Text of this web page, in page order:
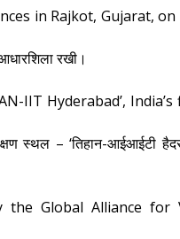
in Rajkot, Gujarat, on
रखी।
IIT Hyderabad’,
स्थल – ‘तिहान-आईआईटी
Global Alliance for